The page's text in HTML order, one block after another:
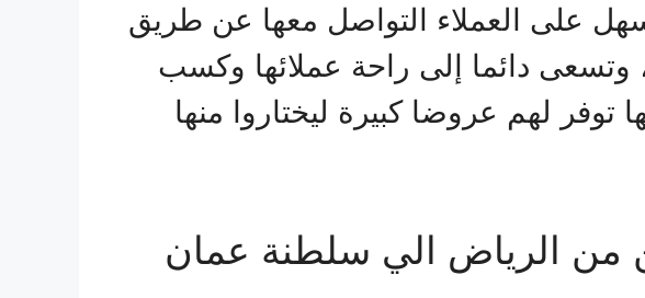
على العملاء التواصل معها عن طريق
وتسعى دائما إلى راحة عملائها وكسب
توفر لهم عروضا كبيرة ليختاروا منها
الرياض الي سلطنة عمان